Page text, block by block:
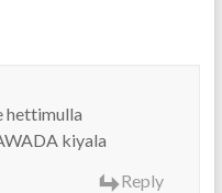
hettimulla
kiyala
Reply